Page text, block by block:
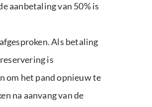
aanbetaling van 50% is
Als betaling
is
om het pand opnieuw te
na aanvang van de